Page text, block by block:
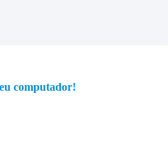
computador!